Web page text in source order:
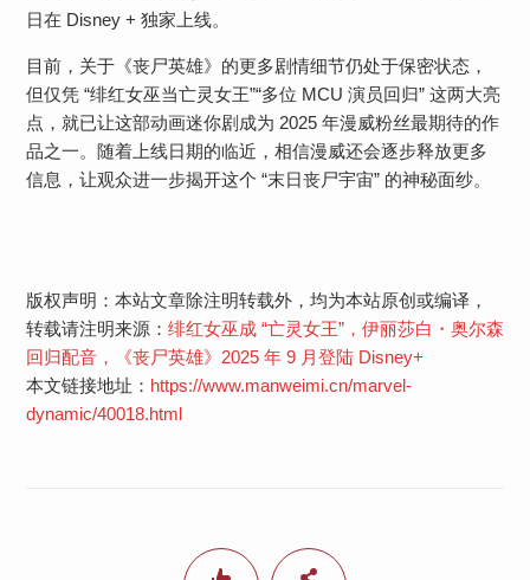
日在 Disney + 独家上线。
目前，关于《丧尸英雄》的更多剧情细节仍处于保密状态，
但仅凭 “绯红女巫当亡灵女王”“多位 MCU 演员回归” 这两大亮
点，就已让这部动画迷你剧成为 2025 年漫威粉丝最期待的作
品之一。随着上线日期的临近，相信漫威还会逐步释放更多
信息，让观众进一步揭开这个 “末日丧尸宇宙” 的神秘面纱。
版权声明：本站文章除注明转载外，均为本站原创或编译，
转载请注明来源： 绯红女巫成 “亡灵女王”，伊丽莎白・奥尔森
回归配音，《丧尸英雄》2025 年 9 月登陆 Disney+
本文链接地址： https://www.manweimi.cn/marvel-
dynamic/40018.html